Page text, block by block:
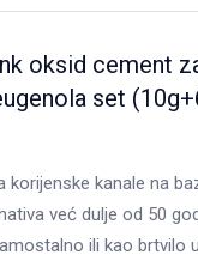
oksid cement
set
korijenske kanale na
već dulje od 50
ili kao brtvilo